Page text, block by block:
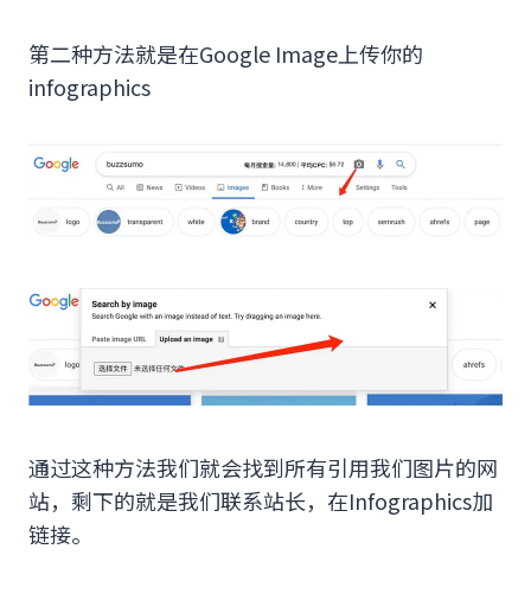
第二种方法就是在Google Image上传你的
infographics
通过这种方法我们就会找到所有引用我们图片的网
站，剩下的就是我们联系站长，在Infographics加
链接。